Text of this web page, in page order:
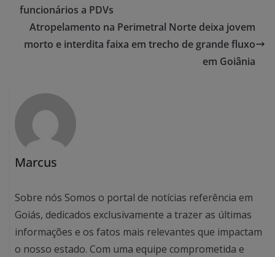
funcionários a PDVs
Atropelamento na Perimetral Norte deixa jovem
morto e interdita faixa em trecho de grande fluxo
em Goiânia
Marcus
Sobre nós Somos o portal de notícias referência em
Goiás, dedicados exclusivamente a trazer as últimas
informações e os fatos mais relevantes que impactam
o nosso estado. Com uma equipe comprometida e